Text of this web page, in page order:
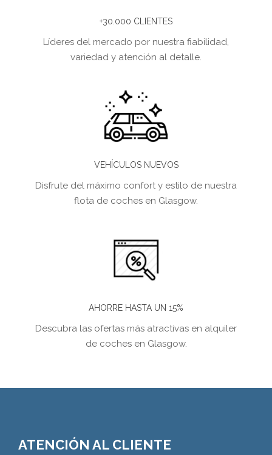
+30.000 CLIENTES
Líderes del mercado por nuestra fiabilidad,
variedad y atención al detalle.
VEHÍCULOS NUEVOS
Disfrute del máximo confort y estilo de nuestra
flota de coches en Glasgow.
AHORRE HASTA UN 15%
Descubra las ofertas más atractivas en alquiler
de coches en Glasgow.
ATENCIÓN AL CLIENTE